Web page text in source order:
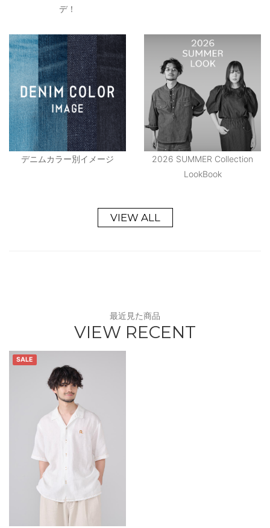
デ！
デニムカラー別イメージ
2026 SUMMER Collection
LookBook
VIEW ALL
最近見た商品
VIEW RECENT
SALE